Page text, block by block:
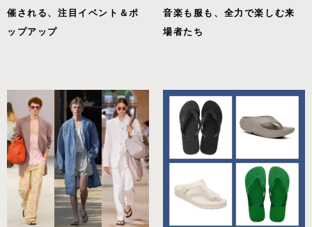
催される、注目イベント＆ポ
ップアップ
音楽も服も、全力で楽しむ来
場者たち